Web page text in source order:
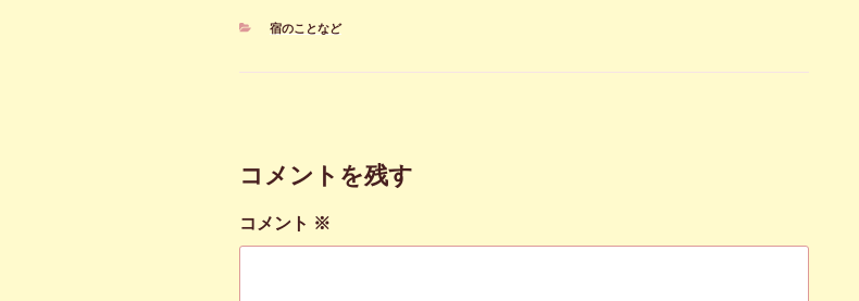
カ
宿のことなど
コメントを残す
コメント ※